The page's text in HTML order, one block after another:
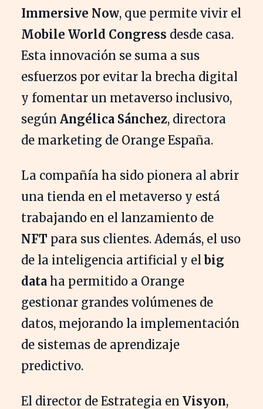
Immersive Now, que permite vivir el
Mobile World Congress desde casa.
Esta innovación se suma a sus
esfuerzos por evitar la brecha digital
y fomentar un metaverso inclusivo,
según Angélica Sánchez, directora
de marketing de Orange España.
La compañía ha sido pionera al abrir
una tienda en el metaverso y está
trabajando en el lanzamiento de
NFT para sus clientes. Además, el uso
de la inteligencia artificial y elbig
data ha permitido a Orange
gestionar grandes volúmenes de
datos, mejorando la implementación
de sistemas de aprendizaje
predictivo.
El director de Estrategia en Visyon,